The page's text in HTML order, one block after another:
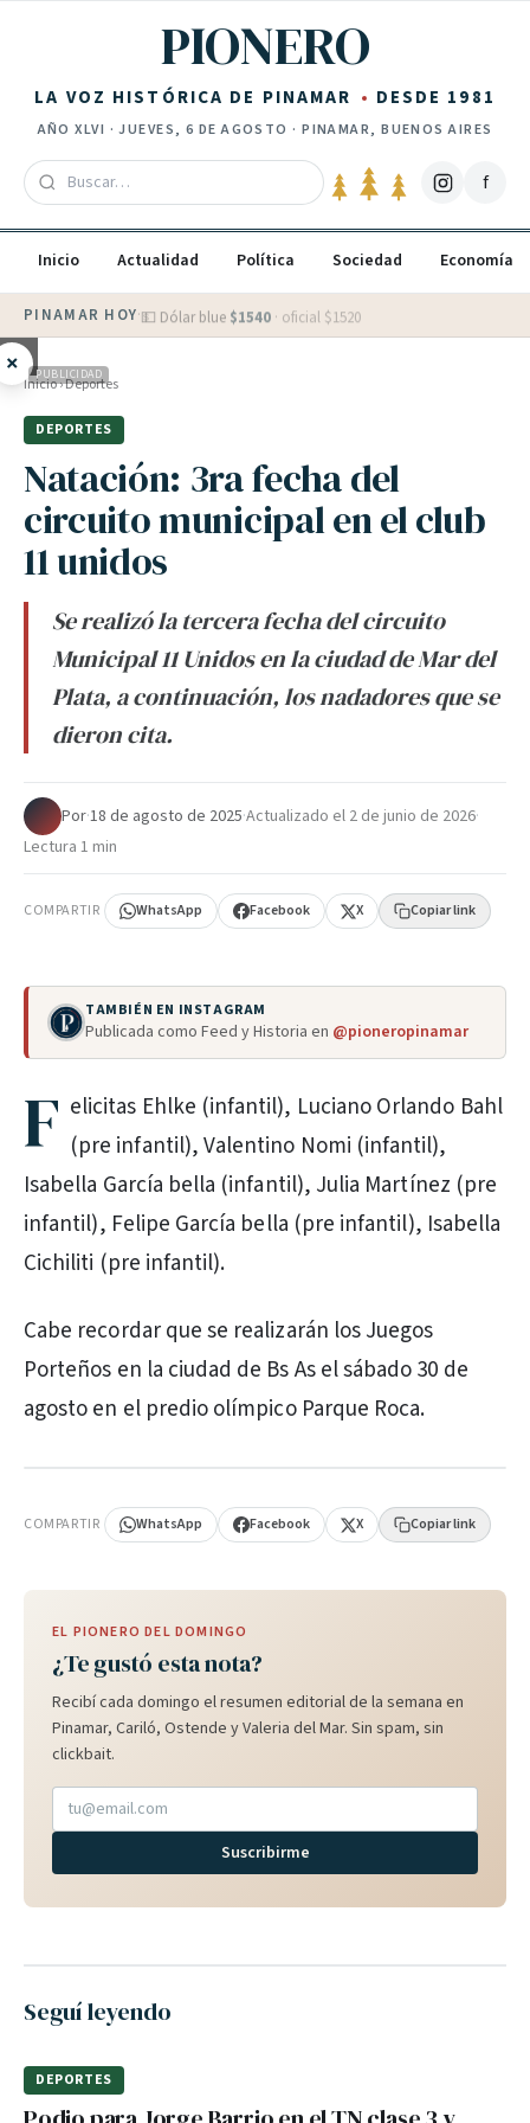
PIONERO
LA VOZ HISTÓRICA DE PINAMAR DESDE 1981
AÑOXLVI ·JUEVES, 6 DE AGOSTO · PINAMAR, BUENOS AIRES
f
Inicio Actualidad Política Sociedad Economía
PINAMAR HOY·💵 Dólar blue $1540 · oficial $1520
× PUBLICIDAD
Inicio›Deportes
DEPORTES
Natación: 3ra fecha del
circuito municipal en el club
11 unidos
Se realizó la tercera fecha del circuito
Municipal 11 Unidos en la ciudad de Mar del
Plata, a continuación, los nadadores que se
dieron cita.
Por·18 de agosto de 2025·Actualizado el 2 de junio de 2026·
Lectura 1 min
COMPARTIR WhatsApp Facebook X Copiar link
TAMBIÉN EN INSTAGRAM
Publicada como Feed y Historia en @pioneropinamar
F elicitas Ehlke (infantil), Luciano Orlando Bahl
(pre infantil), Valentino Nomi (infantil),
Isabella García bella (infantil), Julia Martínez (pre
infantil), Felipe García bella (pre infantil), Isabella
Cichiliti (pre infantil).
Cabe recordar que se realizarán los Juegos
Porteños en la ciudad de Bs As el sábado 30 de
agosto en el predio olímpico Parque Roca.
COMPARTIR WhatsApp Facebook X Copiar link
EL PIONERO DEL DOMINGO
¿Te gustó esta nota?
Recibí cada domingo el resumen editorial de la semana en
Pinamar, Cariló, Ostende y Valeria del Mar. Sin spam, sin
clickbait.
Suscribirme
Seguí leyendo
DEPORTES